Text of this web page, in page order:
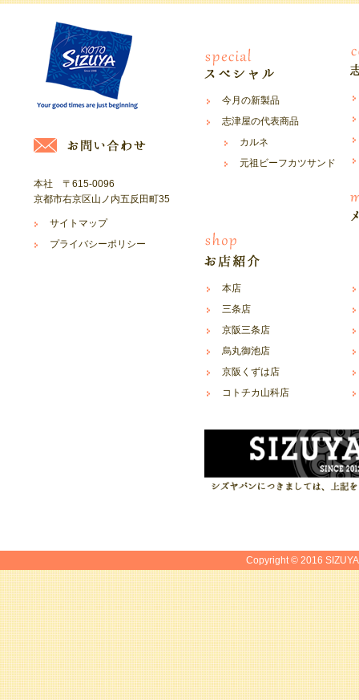
本社 〒615-0096
京都市右京区山ノ内五反田町35
サイトマップ
プライバシーポリシー
今月の新製品
志津屋の代表商品
カルネ
元祖ビーフカツサンド
本店
三条店
京阪三条店
烏丸御池店
京阪くずは店
コトチカ山科店
Copyright © 2016